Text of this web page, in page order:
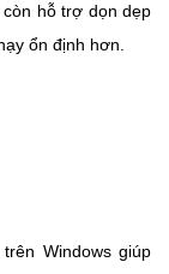
hỗ trợ dọn dẹp
ổn định hơn.
Windows giúp